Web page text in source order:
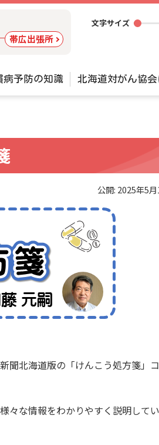
帯広出張所
ー
文字サイズ
病予防の知識 北海道対がん協会
公開: 2025年5
聞北海道版の「けんこう処方箋」
々な情報をわかりやすく説明して